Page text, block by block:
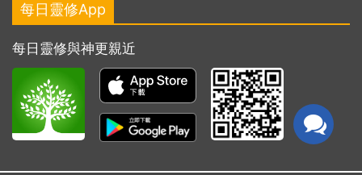
每日靈修App
每日靈修與神更親近